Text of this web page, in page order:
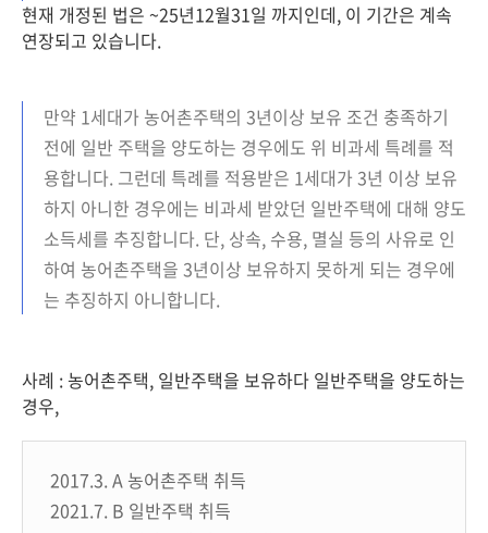
현재 개정된 법은 ~25년12월31일 까지인데, 이 기간은 계속
연장되고 있습니다.
만약 1세대가 농어촌주택의 3년이상 보유 조건 충족하기
전에 일반 주택을 양도하는 경우에도 위 비과세 특례를 적
용합니다. 그런데 특례를 적용받은 1세대가 3년 이상 보유
하지 아니한 경우에는 비과세 받았던 일반주택에 대해 양도
소득세를 추징합니다. 단, 상속, 수용, 멸실 등의 사유로 인
하여 농어촌주택을 3년이상 보유하지 못하게 되는 경우에
는 추징하지 아니합니다.
사례 : 농어촌주택, 일반주택을 보유하다 일반주택을 양도하는
경우,
2017.3. A 농어촌주택 취득
2021.7. B 일반주택 취득